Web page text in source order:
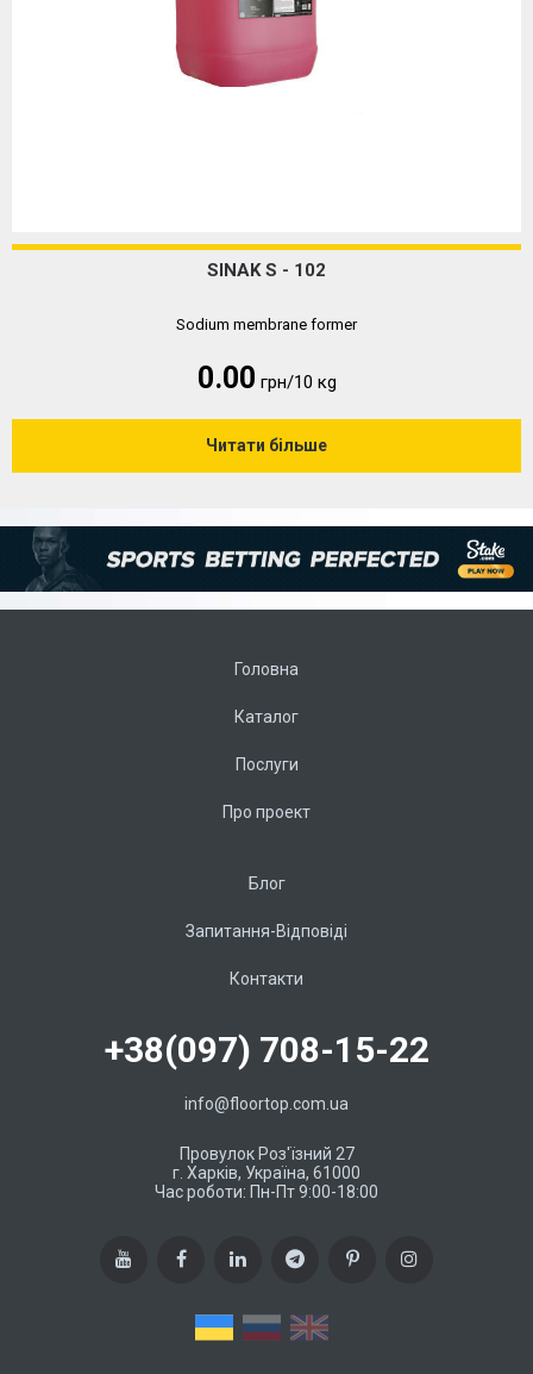
SINAK S - 102
Sodium membrane former
0.00 грн/10 кg
Читати більше
Головна
Каталог
Послуги
Про проект
Блог
Запитання-Відповіді
Контакти
+38(097) 708-15-22
info@floortop.com.ua
Провулок Роз'їзний 27
г. Харків, Україна, 61000
Час роботи: Пн-Пт 9:00-18:00
UA
RU